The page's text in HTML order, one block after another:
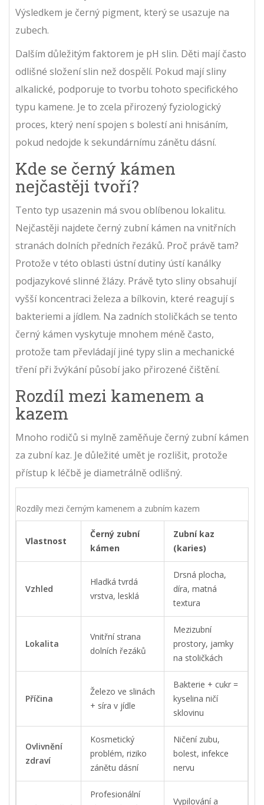
Výsledkem je černý pigment, který se usazuje na
zubech.
Dalším důležitým faktorem je pH slin. Děti mají často
odlišné složení slin než dospělí. Pokud mají sliny
alkalické, podporuje to tvorbu tohoto specifického
typu kamene. Je to zcela přirozený fyziologický
proces, který není spojen s bolestí ani hnisáním,
pokud nedojde k sekundárnímu zánětu dásní.
Kde se černý kámen
nejčastěji tvoří?
Tento typ usazenin má svou oblíbenou lokalitu.
Nejčastěji najdete černý zubní kámen na vnitřních
stranách dolních předních řezáků. Proč právě tam?
Protože v této oblasti ústní dutiny ústí kanálky
podjazykové slinné žlázy. Právě tyto sliny obsahují
vyšší koncentraci železa a bílkovin, které reagují s
bakteriemi a jídlem. Na zadních stoličkách se tento
černý kámen vyskytuje mnohem méně často,
protože tam převládají jiné typy slin a mechanické
tření při žvýkání působí jako přirozené čištění.
Rozdíl mezi kamenem a
kazem
Mnoho rodičů si mylně zaměňuje černý zubní kámen
za zubní kaz. Je důležité umět je rozlišit, protože
přístup k léčbě je diametrálně odlišný.
Rozdíly mezi černým kamenem a zubním kazem
Vlastnost
Černý zubní
kámen
Zubní kaz
(karies)
Vzhled
Hladká tvrdá
vrstva, lesklá
Drsná plocha,
díra, matná
textura
Lokalita
Vnitřní strana
dolních řezáků
Mezizubní
prostory, jamky
na stoličkách
Příčina
Železo ve slinách
+ síra v jídle
Bakterie + cukr =
kyselina ničí
sklovinu
Ovlivnění
zdraví
Kosmetický
problém, riziko
zánětu dásní
Ničení zubu,
bolest, infekce
nervu
Profesionální
Vypilování a